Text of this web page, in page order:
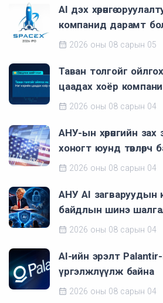
AI дэх хөрөнгө
компанид дарамт
2026 оны 08 сарын 05
Таван толгойг
цаадах хоёр компани
2026 оны 08 сарын 04
АНУ-ын хөрөнгийн
хоногт юунд төвлөрч
2026 оны 08 сарын 04
АНУ AI загваруудын
байдлын шинэ
2026 оны 08 сарын 04
AI-ийн эрэлт Palantir-
үргэлжлүүлж байна
2026 оны 08 сарын 04